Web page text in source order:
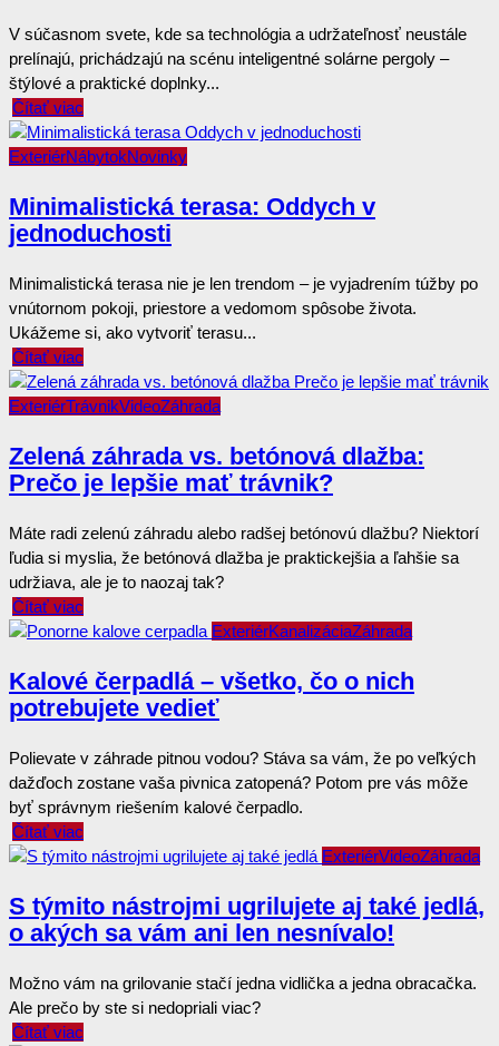
V súčasnom svete, kde sa technológia a udržateľnosť neustále
prelínajú, prichádzajú na scénu inteligentné solárne pergoly –
štýlové a praktické doplnky...
Čítať viac
ExteriérNábytokNovinky
Minimalistická terasa: Oddych v
jednoduchosti
Minimalistická terasa nie je len trendom – je vyjadrením túžby po
vnútornom pokoji, priestore a vedomom spôsobe života.
Ukážeme si, ako vytvoriť terasu...
Čítať viac
ExteriérTrávnikVideoZáhrada
Zelená záhrada vs. betónová dlažba:
Prečo je lepšie mať trávnik?
Máte radi zelenú záhradu alebo radšej betónovú dlažbu? Niektorí
ľudia si myslia, že betónová dlažba je praktickejšia a ľahšie sa
udržiava, ale je to naozaj tak?
Čítať viac
ExteriérKanalizáciaZáhrada
Kalové čerpadlá – všetko, čo o nich
potrebujete vedieť
Polievate v záhrade pitnou vodou? Stáva sa vám, že po veľkých
dažďoch zostane vaša pivnica zatopená? Potom pre vás môže
byť správnym riešením kalové čerpadlo.
Čítať viac
ExteriérVideoZáhrada
S týmito nástrojmi ugrilujete aj také jedlá,
o akých sa vám ani len nesnívalo!
Možno vám na grilovanie stačí jedna vidlička a jedna obracačka.
Ale prečo by ste si nedopriali viac?
Čítať viac